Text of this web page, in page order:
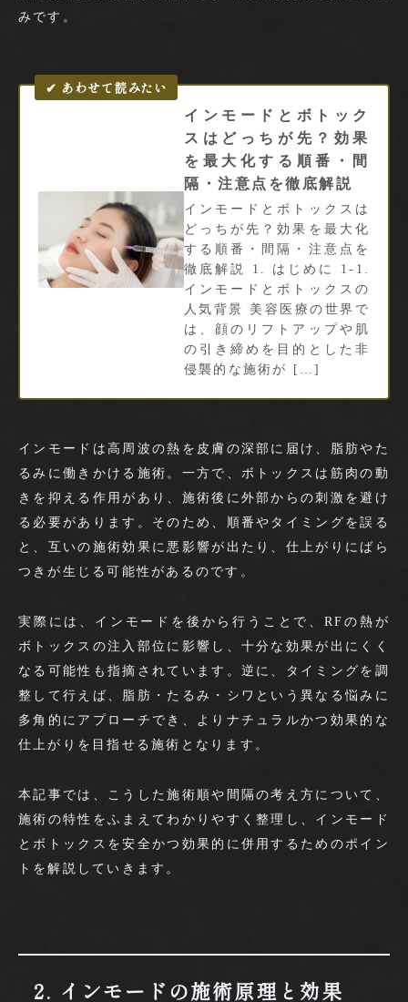
みです。
インモードとボトック
スはどっちが先？効果
を最大化する順番・間
隔・注意点を徹底解説
インモードとボトックスは
どっちが先？効果を最大化
する順番・間隔・注意点を
徹底解説 1. はじめに 1-1.
インモードとボトックスの
人気背景 美容医療の世界で
は、顔のリフトアップや肌
の引き締めを目的とした非
侵襲的な施術が […]
インモードは高周波の熱を皮膚の深部に届け、脂肪やた
るみに働きかける施術。一方で、ボトックスは筋肉の動
きを抑える作用があり、施術後に外部からの刺激を避け
る必要があります。そのため、順番やタイミングを誤る
と、互いの施術効果に悪影響が出たり、仕上がりにばら
つきが生じる可能性があるのです。
実際には、インモードを後から行うことで、RFの熱が
ボトックスの注入部位に影響し、十分な効果が出にくく
なる可能性も指摘されています。逆に、タイミングを調
整して行えば、脂肪・たるみ・シワという異なる悩みに
多角的にアプローチでき、よりナチュラルかつ効果的な
仕上がりを目指せる施術となります。
本記事では、こうした施術順や間隔の考え方について、
施術の特性をふまえてわかりやすく整理し、インモード
とボトックスを安全かつ効果的に併用するためのポイン
トを解説していきます。
2. インモードの施術原理と効果